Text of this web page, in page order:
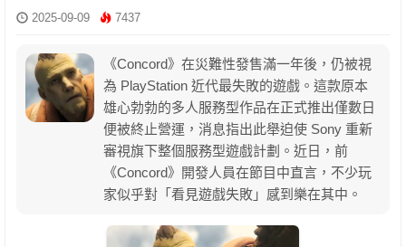
2025-09-09 7437
《Concord》在災難性發售滿一年後，仍被視
為 PlayStation 近代最失敗的遊戲。這款原本
雄心勃勃的多人服務型作品在正式推出僅數日
便被終止營運，消息指出此舉迫使 Sony 重新
審視旗下整個服務型遊戲計劃。近日，前
《Concord》開發人員在節目中直言，不少玩
家似乎對「看見遊戲失敗」感到樂在其中。